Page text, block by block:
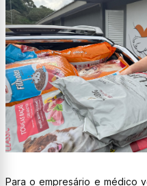
Para o empresário e médico